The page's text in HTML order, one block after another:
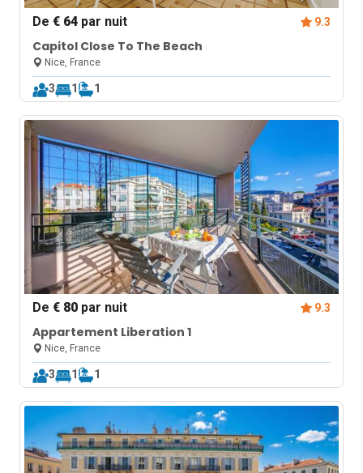
De€ 64 par nuit 9.3
Capitol Close To The Beach
Nice, France
3 1 1
De€ 80 par nuit 9.3
Appartement Liberation 1
Nice, France
3 1 1